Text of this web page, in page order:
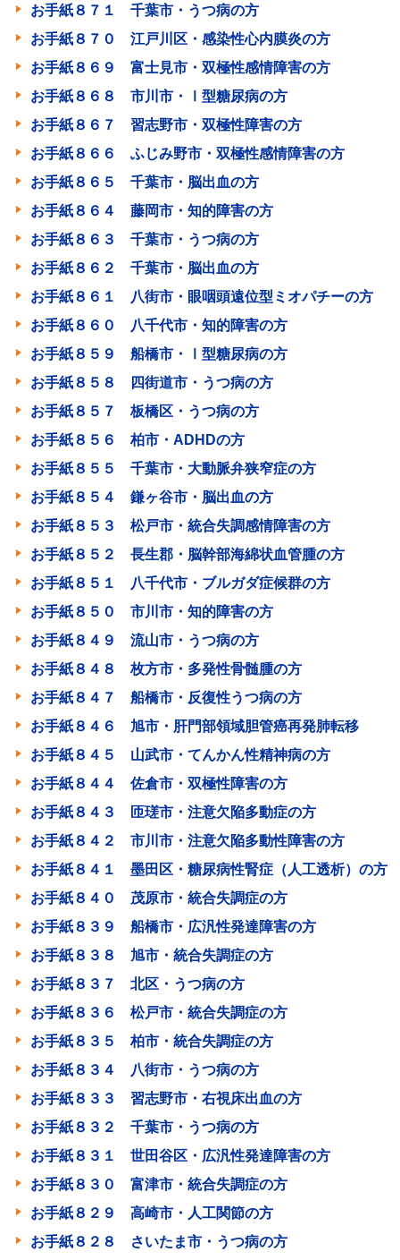
お手紙８７１ 千葉市・うつ病の方
お手紙８７０ 江戸川区・感染性心内膜炎の方
お手紙８６９ 富士見市・双極性感情障害の方
お手紙８６８ 市川市・Ⅰ型糖尿病の方
お手紙８６７ 習志野市・双極性障害の方
お手紙８６６ ふじみ野市・双極性感情障害の方
お手紙８６５ 千葉市・脳出血の方
お手紙８６４ 藤岡市・知的障害の方
お手紙８６３ 千葉市・うつ病の方
お手紙８６２ 千葉市・脳出血の方
お手紙８６１ 八街市・眼咽頭遠位型ミオパチーの方
お手紙８６０ 八千代市・知的障害の方
お手紙８５９ 船橋市・Ⅰ型糖尿病の方
お手紙８５８ 四街道市・うつ病の方
お手紙８５７ 板橋区・うつ病の方
お手紙８５６ 柏市・ADHDの方
お手紙８５５ 千葉市・大動脈弁狭窄症の方
お手紙８５４ 鎌ヶ谷市・脳出血の方
お手紙８５３ 松戸市・統合失調感情障害の方
お手紙８５２ 長生郡・脳幹部海綿状血管腫の方
お手紙８５１ 八千代市・ブルガダ症候群の方
お手紙８５０ 市川市・知的障害の方
お手紙８４９ 流山市・うつ病の方
お手紙８４８ 枚方市・多発性骨髄腫の方
お手紙８４７ 船橋市・反復性うつ病の方
お手紙８４６ 旭市・肝門部領域胆管癌再発肺転移
お手紙８４５ 山武市・てんかん性精神病の方
お手紙８４４ 佐倉市・双極性障害の方
お手紙８４３ 匝瑳市・注意欠陥多動症の方
お手紙８４２ 市川市・注意欠陥多動性障害の方
お手紙８４１ 墨田区・糖尿病性腎症（人工透析）の方
お手紙８４０ 茂原市・統合失調症の方
お手紙８３９ 船橋市・広汎性発達障害の方
お手紙８３８ 旭市・統合失調症の方
お手紙８３７ 北区・うつ病の方
お手紙８３６ 松戸市・統合失調症の方
お手紙８３５ 柏市・統合失調症の方
お手紙８３４ 八街市・うつ病の方
お手紙８３３ 習志野市・右視床出血の方
お手紙８３２ 千葉市・うつ病の方
お手紙８３１ 世田谷区・広汎性発達障害の方
お手紙８３０ 富津市・統合失調症の方
お手紙８２９ 高崎市・人工関節の方
お手紙８２８ さいたま市・うつ病の方